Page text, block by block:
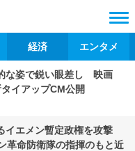
経済 エンタメ
な姿で鋭い眼差し 映画
イアップCM公開
イエメン暫定政権を攻撃
命防衛隊の指揮のもと近